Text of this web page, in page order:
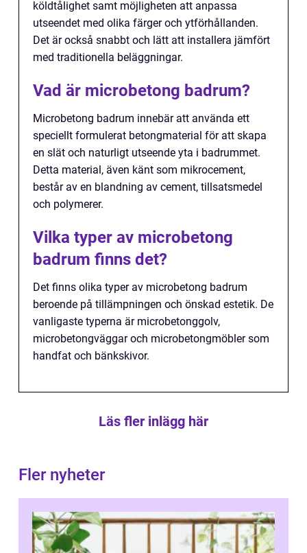
köldtålighet samt möjligheten att anpassa
utseendet med olika färger och ytförhållanden.
Det är också snabbt och lätt att installera jämfört
med traditionella beläggningar.
Vad är microbetong badrum?
Microbetong badrum innebär att använda ett
speciellt formulerat betongmaterial för att skapa
en slät och naturligt utseende yta i badrummet.
Detta material, även känt som mikrocement,
består av en blandning av cement, tillsatsmedel
och polymerer.
Vilka typer av microbetong
badrum finns det?
Det finns olika typer av microbetong badrum
beroende på tillämpningen och önskad estetik. De
vanligaste typerna är microbetonggolv,
microbetongväggar och microbetongmöbler som
handfat och bänkskivor.
Läs fler inlägg här
Fler nyheter